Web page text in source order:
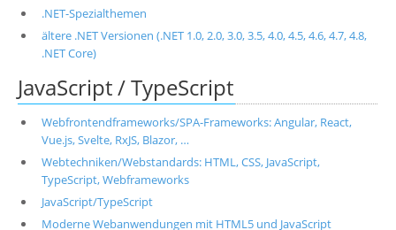
.NET-Spezialthemen
ältere .NET Versionen (.NET 1.0, 2.0, 3.0, 3.5, 4.0, 4.5, 4.6, 4.7, 4.8,
.NET Core)
JavaScript / TypeScript
Webfrontendframeworks/SPA-Frameworks: Angular, React,
Vue.js, Svelte, RxJS, Blazor, …
Webtechniken/Webstandards: HTML, CSS, JavaScript,
TypeScript, Webframeworks
JavaScript/TypeScript
Moderne Webanwendungen mit HTML5 und JavaScript